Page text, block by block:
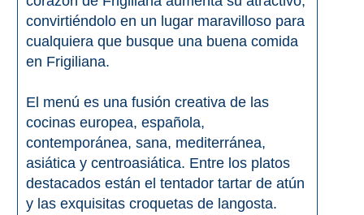
El Torcal de Antequera
Parqe AquaTropic
LOS
MEJORES
PARA
convirtiéndolo en un lugar maravilloso para
cualquiera que busque una buena comida
en Frigiliana.
El menú es una fusión creativa de las
cocinas europea, española,
contemporánea, sana, mediterránea,
asiática y centroasiática. Entre los platos
destacados están el tentador tartar de atún
y las exquisitas croquetas de langosta.